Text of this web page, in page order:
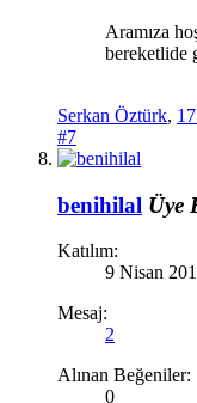
Aramıza
bereketlide
Serkan Öztürk,
#7
benihilal Üye
Katılım:
9 Nisan
Mesaj:
2
Alınan Beğeniler:
0